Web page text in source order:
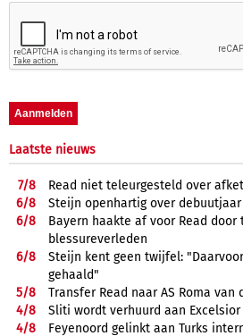
Laatste nieuws
7/8
Read niet teleurgesteld over
6/8
Steijn openhartig over debuutjaar
6/8
Bayern haakte af voor Read
blessureverleden
6/8
Steijn kent geen twijfel:
gehaald"
5/8
Transfer Read naar AS Roma van
4/8
Sliti wordt verhuurd aan Excelsior
4/8
Feyenoord gelinkt aan Turks